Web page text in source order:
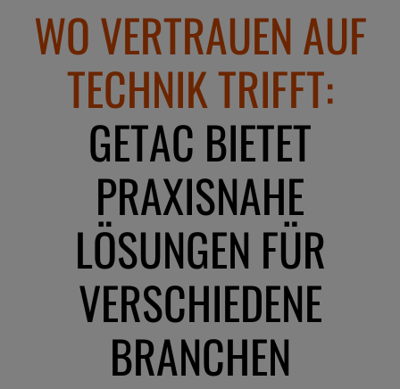
WO VERTRAUEN AUF
TECHNIK TRIFFT:
GETAC BIETET
PRAXISNAHE
LÖSUNGEN FÜR
VERSCHIEDENE
BRANCHEN